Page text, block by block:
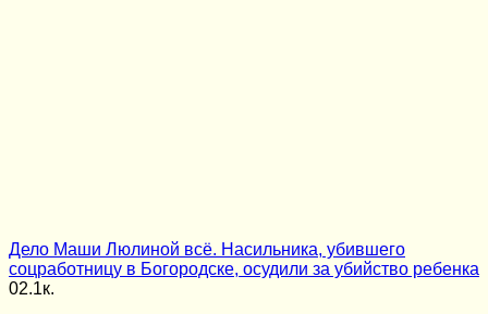
Дело Маши Люлиной всё. Насильника, убившего
соцработницу в Богородске, осудили за убийство ребенка
02.1к.